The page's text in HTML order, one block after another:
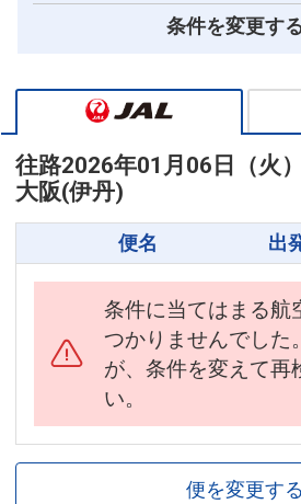
条件を変更す
往路2026年01月06日（火）
大阪(伊丹)
便名 出
条件に当てはまる航
つかりませんでした
が、条件を変えて再
い。
便を変更する